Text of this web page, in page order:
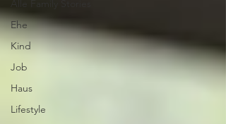
Ehe
Kind
Job
Haus
Lifestyle